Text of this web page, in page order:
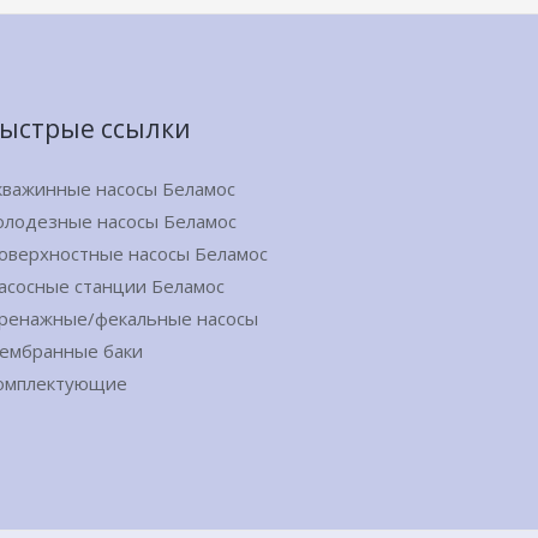
ссылки
насосы Беламос
насосы Беламос
насосы Беламос
станции Беламос
фекальные насосы
баки